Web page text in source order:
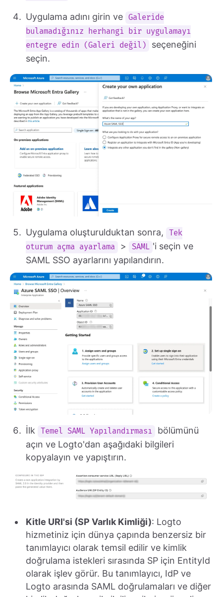
Uygulama adını girin ve Galeride
bulamadığınız herhangi bir uygulamayı
entegre edin (Galeri değil)
seçeneğini
seçin.
Uygulama oluşturulduktan sonra,
Tek
oturum açma ayarlama
> SAML 'i seçin ve
SAML SSO ayarlarını yapılandırın.
İlk Temel SAML Yapılandırması
bölümünü
açın ve Logto'dan aşağıdaki bilgileri
kopyalayın ve yapıştırın.
Kitle URI'si (SP Varlık Kimliği): Logto
hizmetiniz için dünya çapında benzersiz bir
tanımlayıcı olarak temsil edilir ve kimlik
doğrulama istekleri sırasında SP için EntityId
olarak işlev görür. Bu tanımlayıcı, IdP ve
Logto arasında SAML doğrulamaları ve diğer